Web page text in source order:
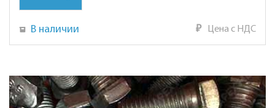
В наличии ₽ Цена с НДС